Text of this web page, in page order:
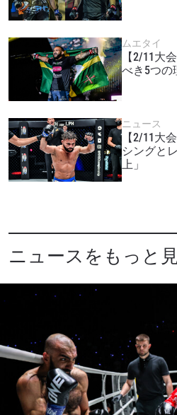
ムエタイ
【2/11大
べき5つの
ニュース
【2/11大
シングと
上」
ニュースをもっと
対戦相手
大会
最新情報をゲット
ONEチャンピオンシップと
ュース、特別オファー、ラ
席をゲットするため今す
Eメール
名前（ローマ字で記入）
このフォームを送信するこ
プライバシーポリシー
使用および開示に同意した